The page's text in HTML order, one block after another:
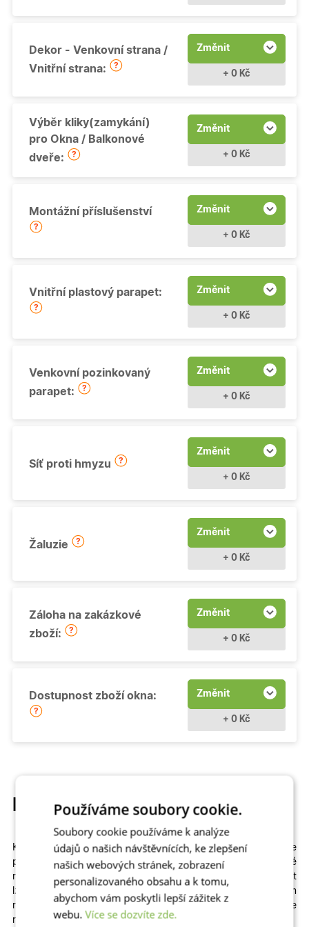
Dekor - Venkovní strana /
Vnitřní strana:
Změnit
+ 0 Kč
Výběr kliky(zamykání)
pro Okna / Balkonové
dveře:
Změnit
+ 0 Kč
Montážní příslušenství Změnit
+ 0 Kč
Vnitřní plastový parapet: Změnit
+ 0 Kč
Venkovní pozinkovaný
parapet:
Změnit
+ 0 Kč
Síť proti hmyzu
Změnit
+ 0 Kč
Žaluzie
Změnit
+ 0 Kč
Záloha na zakázkové
zboží:
Změnit
+ 0 Kč
Dostupnost zboží okna: Změnit
+ 0 Kč
Popis produktu
Kvalitní a cenově dostupnéotevíravéplastové okno si můžete
přizpůsobitna míru. Na výběr máme
různé
rozměry
,prosklení dekory
včetně dřevěných. Zvolit
lze izolační dvojsklo či
trojsklo v kombinaci s teplým
rámečkem
– zkrátka to, co vašemu domu či bytu sedne
nejlépe!
Používáme soubory cookie.
Soubory cookie používáme k analýze
údajů o našich návštěvnících, ke zlepšení
našich webových stránek, zobrazení
personalizovaného obsahu a k tomu,
abychom vám poskytli lepší zážitek z
webu.Více se dozvíte zde.